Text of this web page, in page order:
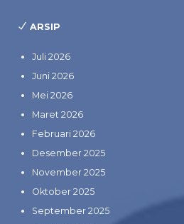
ARSIP
Juli 2026
Juni 2026
Mei 2026
Maret 2026
Februari 2026
Desember 2025
November 2025
Oktober 2025
September 2025